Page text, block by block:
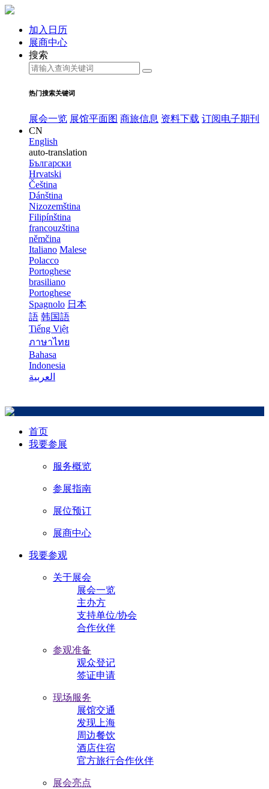
加入日历
展商中心
搜索
热门搜索关键词
展会一览 展馆平面图 商旅信息 资料下载 订阅电子期刊
CN
English
auto-translation
Български
Hrvatski
Čeština
Dánština
Nizozemština
Filipínština
francouzština
němčina
Italiano Malese
Polacco
Portoghese
brasiliano
Portoghese
Spagnolo 日本
語 韩国語
Tiếng Việt
ภาษาไทย
Bahasa
Indonesia
العربية
首页
我要参展
服务概览
参展指南
展位预订
展商中心
我要参观
关于展会
展会一览
主办方
支持单位/协会
合作伙伴
参观准备
观众登记
签证申请
现场服务
展馆交通
发现上海
周边餐饮
酒店住宿
官方旅行合作伙伴
展会亮点